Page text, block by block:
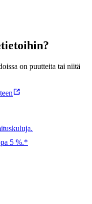
on puutteita tai niitä
5 %.*